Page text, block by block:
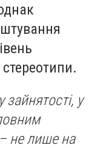
у
– не лише на